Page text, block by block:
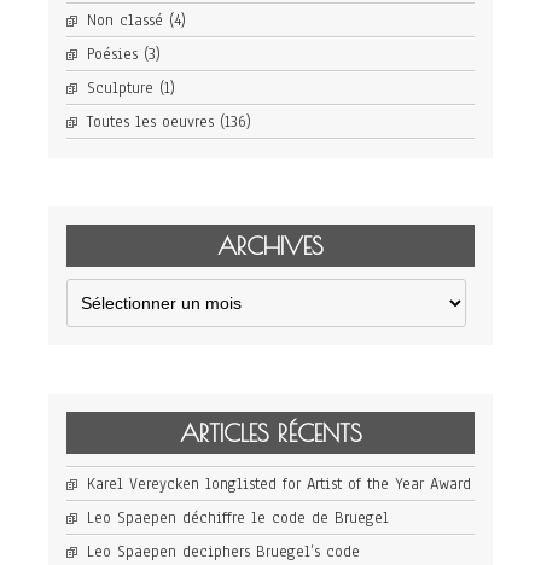
Non classé (4)
Poésies (3)
Sculpture (1)
Toutes les oeuvres (136)
ARCHIVES
Archives
ARTICLES RÉCENTS
Karel Vereycken longlisted for Artist of the Year Award
Leo Spaepen déchiffre le code de Bruegel
Leo Spaepen deciphers Bruegel’s code